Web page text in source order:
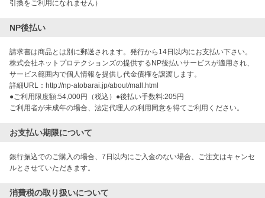
引換をご利用になれません）
NP後払い
請求書は商品とは別に郵送されます。発行から14日以内にお支払い下さい。
株式会社ネットプロテクションズの提供するNP後払いサービスが適用され、
サービス範囲内で個人情報を提供し代金債権を譲渡します。
詳細URL：http://np-atobarai.jp/about/mall.html
●ご利用限度額:54,000円（税込）●後払い手数料:205円
ご利用者が未成年の場合、法定代理人の利用同意を得てご利用ください。
お支払い期限について
銀行振込でのご購入の場合、7日以内にご入金のない場合、ご注文はキャンセ
ルとさせていただきます。
消費税の取り扱いについて